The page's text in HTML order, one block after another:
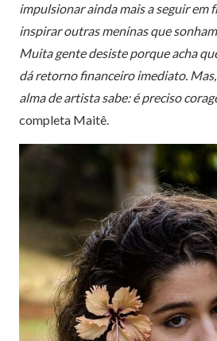
impulsionar ainda mais a seguir em
inspirar outras meninas que
Muita gente desiste porque acha
dá retorno financeiro imediato.
alma de artista sabe: é preciso
completa Maitê.